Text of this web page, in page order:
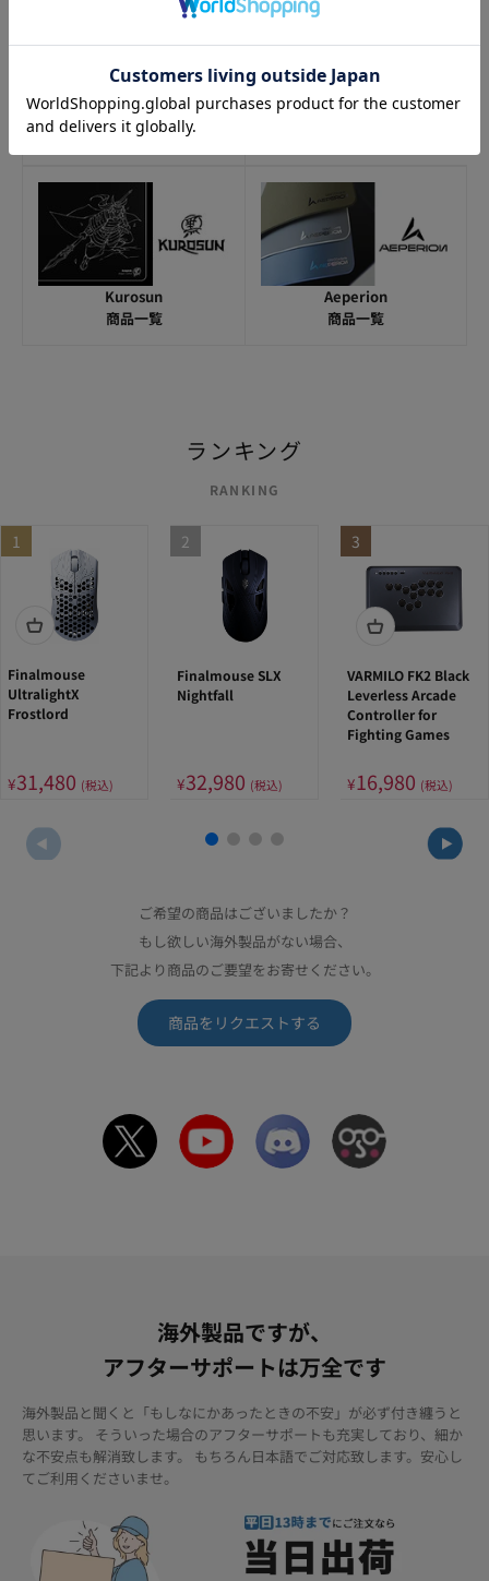
Orbital Works
商品一覧
Chilkey
Kurosun
商品一覧
Aeperion
商品一覧
RANKING
Finalmouse
UltralightX
Frostlord
¥31,480 (税込)
1
Finalmouse SLX
Nightfall
¥32,980 (税込)
2
VARMILO FK2 Black
Leverless Arcade
Controller for
Fighting Games
¥16,980 (税込)
3
ご希望の商品はございましたか？
もし欲しい海外製品がない場合、
下記より商品のご要望をお寄せください。
商品をリクエストする
海外製品ですが、
アフターサポートは万全です
海外製品と聞くと「もしなにかあったときの不安」が必ず付き纏うと
思います。 そういった場合のアフターサポートも充実しており、細か
な不安点も解消致します。 もちろん日本語でご対応致します。安心し
てご利用くださいませ。